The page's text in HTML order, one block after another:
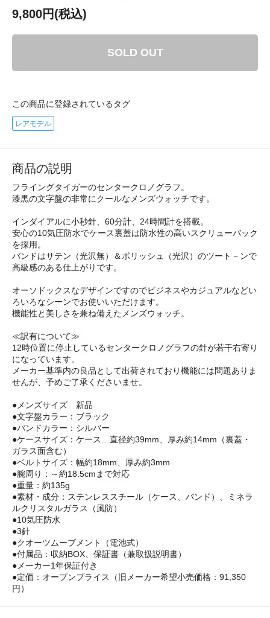
9,800円(税込)
SOLD OUT
この商品に登録されているタグ
レアモデル
商品の説明
フライングタイガーのセンタークロノグラフ。
漆黒の文字盤の非常にクールなメンズウォッチです。
インダイアルに小秒針、60分計、24時間計を搭載。
安心の10気圧防水でケース裏蓋は防水性の高いスクリューバック
を採用。
バンドはサテン（光沢無）＆ポリッシュ（光沢）のツート－ンで
高級感のある仕上がりです。
オーソドックスなデザインですのでビジネスやカジュアルなどい
ろいろなシーンでお使いいただけます。
機能性と美しさを兼ね備えたメンズウォッチ。
≪訳有について≫
12時位置に停止しているセンタークロノグラフの針が若干右寄り
になっています。
メーカー基準内の良品として出荷されており機能には問題ありま
せんが、予めご了承くださいませ。
●メンズサイズ 新品
●文字盤カラー：ブラック
●バンドカラー：シルバー
●ケースサイズ：ケース…直径約39mm、厚み約14mm（裏蓋・
ガラス面含む）
●ベルトサイズ：幅約18mm、厚み約3mm
●腕周り：～約18.5cmまで対応
●重量：約135g
●素材・成分：ステンレススチール（ケース、バンド）、ミネラ
ルクリスタルガラス（風防）
●10気圧防水
●3針
●クオーツムーブメント（電池式）
●付属品：収納BOX、保証書（兼取扱説明書）
●メーカー1年保証付き
●定価：オープンプライス（旧メーカー希望小売価格：91,350
円）